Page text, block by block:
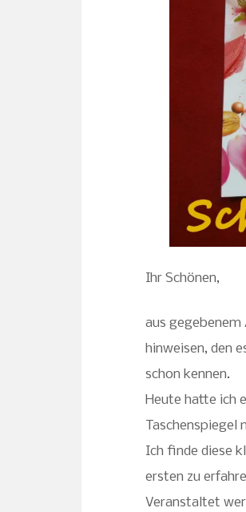
Ihr Schönen,
aus gegebenem
hinweisen, den
schon kennen.
Heute hatte ich
Taschenspiegel
Ich finde diese
ersten zu
Veranstaltet